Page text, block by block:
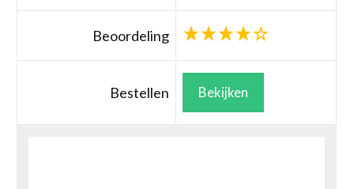
Beoordeling
Bestellen Bekijken